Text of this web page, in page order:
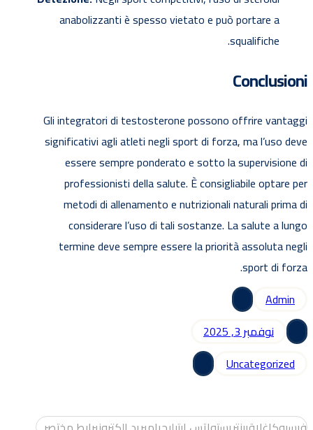
anabolizzanti è spesso vietato e può portare a
squalifiche.
Conclusioni
Gli integratori di testosterone possono offrire vantaggi
significativi agli atleti negli sport di forza, ma l’uso deve
essere sempre ponderato e sotto la supervisione di
professionisti della salute. È consigliabile optare per
metodi di allenamento e nutrizionali naturali prima di
considerare l’uso di tali sostanze. La salute a lungo
termine deve sempre essere la priorità assoluta negli
sport di forza.
Admin
نوفمبر 3, 2025
Uncategorized